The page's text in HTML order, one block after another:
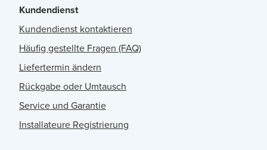
Kundendienst
Kundendienst kontaktieren
Häufig gestellte Fragen (FAQ)
Liefertermin ändern
Rückgabe oder Umtausch
Service und Garantie
Installateure Registrierung